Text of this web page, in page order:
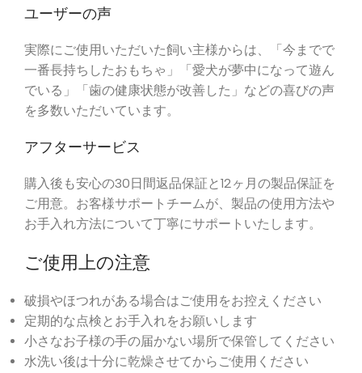
ユーザーの声
実際にご使用いただいた飼い主様からは、「今までで
一番長持ちしたおもちゃ」「愛犬が夢中になって遊ん
でいる」「歯の健康状態が改善した」などの喜びの声
を多数いただいています。
アフターサービス
購入後も安心の30日間返品保証と12ヶ月の製品保証を
ご用意。お客様サポートチームが、製品の使用方法や
お手入れ方法について丁寧にサポートいたします。
ご使用上の注意
破損やほつれがある場合はご使用をお控えください
定期的な点検とお手入れをお願いします
小さなお子様の手の届かない場所で保管してください
水洗い後は十分に乾燥させてからご使用ください